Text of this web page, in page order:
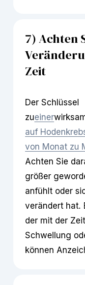
7) Achten
Zeit
Der Schlüssel
zueiner
auf
von Monat zu
Achten Sie
größer
anfühlt oder
verändert hat.
der mit der
Schwellung
können